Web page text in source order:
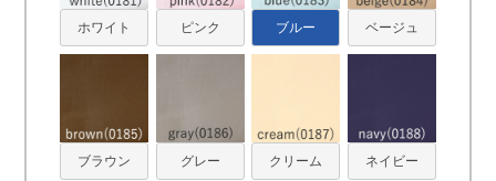
ホワイト ピンク ブルー ベージュ
ブラウン グレー クリーム ネイビー